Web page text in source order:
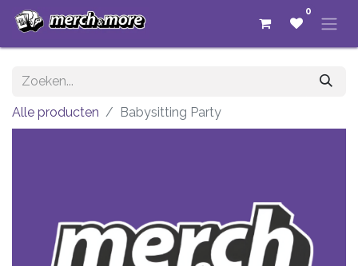
0
Alle producten Babysitting Party